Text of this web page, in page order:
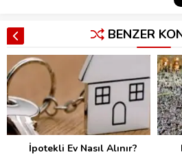
BENZER
İpotekli Ev Nasıl Alınır?